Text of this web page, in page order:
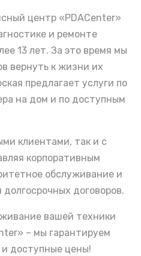
центр «PDACenter»
и ремонте
13 лет. За это время мы
вернуть к жизни их
предлагает услуги по
на дом и по доступным
клиентами, так и с
корпоративным
обслуживание и
договоров.
вашей техники
– мы гарантируем
и доступные цены!